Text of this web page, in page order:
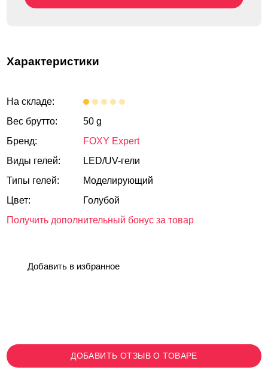
Характеристики
На складе:
Вес брутто:
50 g
Бренд:
FOXY Expert
Виды гелей:
LED/UV-гели
Типы гелей:
Моделирующий
Цвет:
Голубой
Получить дополнительный бонус за товар
Добавить в избранное
ДОБАВИТЬ ОТЗЫВ О ТОВАРЕ